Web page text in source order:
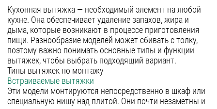
Казань
Нижний Новгород
Новосибирск
Санкт-Петербург
Челябинск
Краснодар
Самара
8 (800) 555-12-55
пн-пт 09:00–18:00
Кухонная вытяжка — необходимый элемент на любой
кухне. Она обеспечивает удаление запахов, жира и
дыма, которые возникают в процессе приготовления
пищи. Разнообразие моделей может сбивать с толку,
поэтому важно понимать основные типы и функции
вытяжек, чтобы выбрать подходящий вариант.
Типы вытяжек по монтажу
Встраиваемые вытяжки
Эти модели монтируются непосредственно в шкаф или
специальную нишу над плитой. Они почти незаметны и